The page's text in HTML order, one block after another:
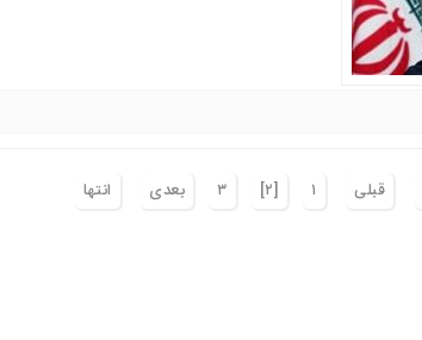
قبلی ١ [٢] ٣ بعدی انتها